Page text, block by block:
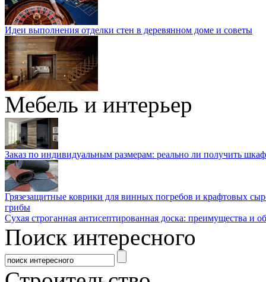
Идеи выполнения отделки стен в деревянном доме и советы
Мебель и интерьер
Заказ по индивидуальным размерам: реально ли получить
Грязезащитные коврики для винных погребов и крафтовых
грибы
Сухая строганная антисептированная доска: преимущества и
Поиск интересного